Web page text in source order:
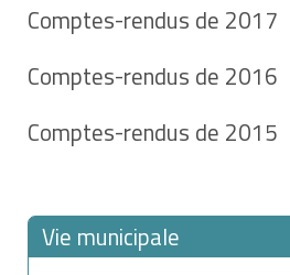
Comptes-rendus de 2017
Comptes-rendus de 2016
Comptes-rendus de 2015
Vie municipale